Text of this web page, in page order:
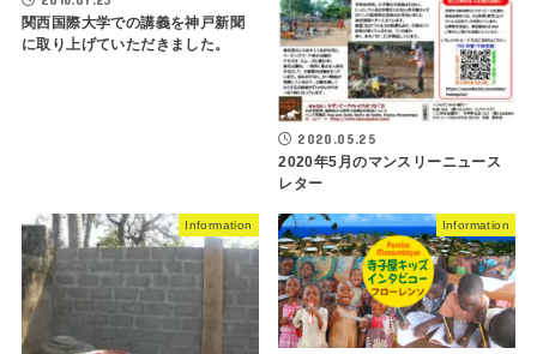
関西国際大学での講義を神戸新聞
に取り上げていただきました。
2020.05.25
2020年5月のマンスリーニュース
レター
Information Information